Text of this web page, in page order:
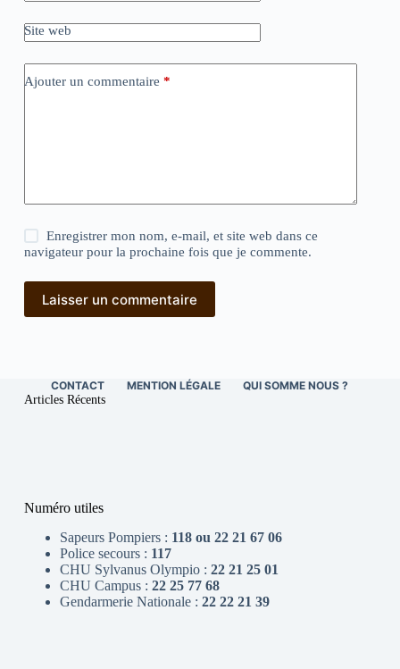
Site web
Ajouter un commentaire *
Enregistrer mon nom, e-mail, et site web dans ce
navigateur pour la prochaine fois que je commente.
Laisser un commentaire
CONTACT MENTION LÉGALE QUI SOMME NOUS ?
Articles Récents
Numéro utiles
Sapeurs Pompiers : 118 ou 22 21 67 06
Police secours : 117
CHU Sylvanus Olympio : 22 21 25 01
CHU Campus : 22 25 77 68
Gendarmerie Nationale : 22 22 21 39